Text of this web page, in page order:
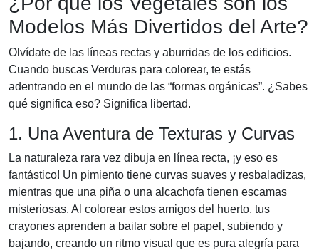
Modelos Más Divertidos del Arte?
Olvídate de las líneas rectas y aburridas de los edificios.
Cuando buscas Verduras para colorear, te estás
adentrando en el mundo de las “formas orgánicas”. ¿Sabes
qué significa eso? Significa libertad.
1. Una Aventura de Texturas y Curvas
La naturaleza rara vez dibuja en línea recta, ¡y eso es
fantástico! Un pimiento tiene curvas suaves y resbaladizas,
mientras que una piña o una alcachofa tienen escamas
misteriosas. Al colorear estos amigos del huerto, tus
crayones aprenden a bailar sobre el papel, subiendo y
bajando, creando un ritmo visual que es pura alegría para